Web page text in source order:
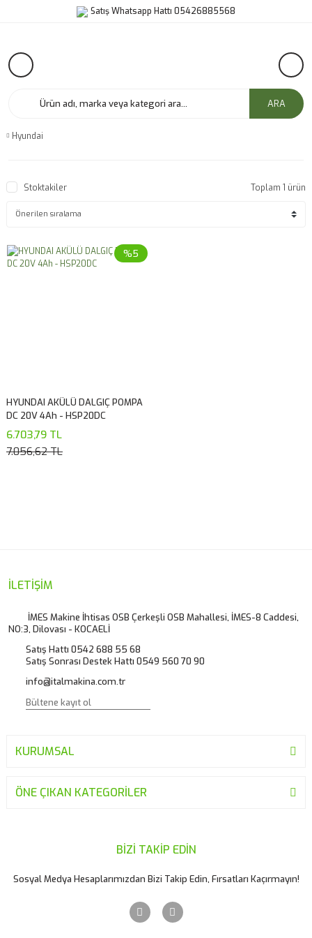
Satış Whatsapp Hattı 05426885568
ARA
Hyundai
Stoktakiler Toplam 1 ürün
%5
HYUNDAI AKÜLÜ DALGIÇ POMPA
DC 20V 4Ah - HSP20DC
6.703,79 TL
7.056,62 TL
İLETİŞİM
İMES Makine İhtisas OSB Çerkeşli OSB Mahallesi, İMES-8 Caddesi,
NO:3, Dilovası - KOCAELİ
Satış Hattı 0542 688 55 68
Satış Sonrası Destek Hattı 0549 560 70 90
info@italmakina.com.tr
KURUMSAL
ÖNE ÇIKAN KATEGORİLER
BİZİ TAKİP EDİN
Sosyal Medya Hesaplarımızdan Bizi Takip Edin, Fırsatları Kaçırmayın!